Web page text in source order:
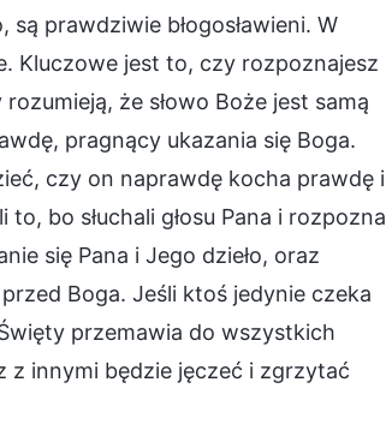
prawdziwie błogosławieni. W
Kluczowe jest to, czy rozpoznajesz
że słowo Boże jest samą
pragnący ukazania się Boga.
czy on naprawdę kocha prawdę i
bo słuchali głosu Pana i
się Pana i Jego dzieło, oraz
Boga. Jeśli ktoś jedynie czeka
przemawia do wszystkich
z innymi będzie jęczeć i zgrzytać